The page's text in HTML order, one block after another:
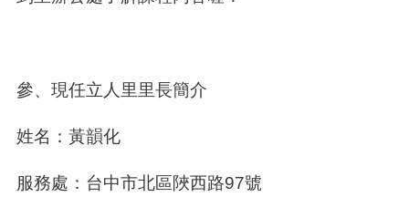
參、現任立人里里長簡介
姓名：黃韻化
服務處：台中市北區陜西路97號